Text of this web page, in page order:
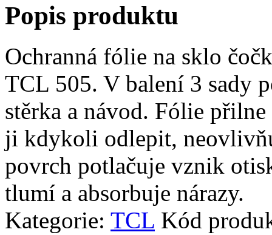
Popis produktu
Ochranná fólie na sklo
TCL 505. V balení 3 sady
stěrka a návod. Fólie
ji kdykoli odlepit,
povrch potlačuje vznik
tlumí a absorbuje nárazy.
Kategorie: TCL Kód